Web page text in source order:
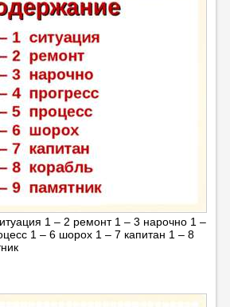
1 – 2 ремонт 1 – 3 нарочно 1 –
1 – 6 шорох 1 – 7 капитан 1 – 8